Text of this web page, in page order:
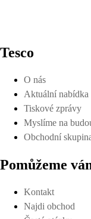
Tesco
O nás
Aktuální nabídka
Tiskové zprávy
Myslíme na
Obchodní
Pomůžeme
Kontakt
Najdi obchod